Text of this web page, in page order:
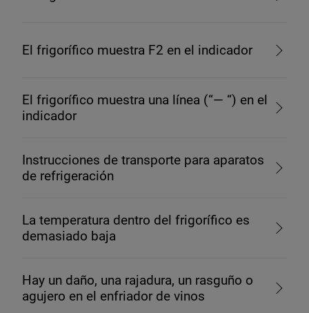
El frigorífico muestra F2 en el indicador
El frigorífico muestra una línea (“— “) en el
indicador
Instrucciones de transporte para aparatos
de refrigeración
La temperatura dentro del frigorífico es
demasiado baja
Hay un daño, una rajadura, un rasguño o
agujero en el enfriador de vinos